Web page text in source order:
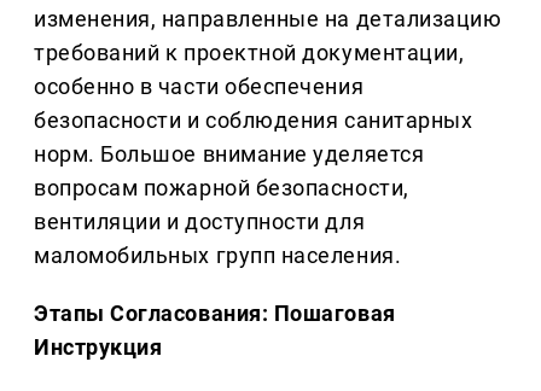
изменения, направленные на детализацию
требований к проектной документации,
особенно в части обеспечения
безопасности и соблюдения санитарных
норм. Большое внимание уделяется
вопросам пожарной безопасности,
вентиляции и доступности для
маломобильных групп населения.
Этапы Согласования: Пошаговая
Инструкция